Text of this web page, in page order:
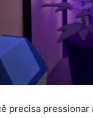
precisa pressionar